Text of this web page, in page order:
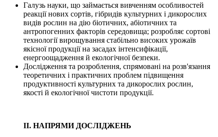
Галузь науки, що займається вивченням особливостей
реакції нових сортів, гібридів культурних і дикорослих
видів рослин на дію біотичних, абіотичних та
антропогенних факторів середовища; розробляє сортові
технології вирощування стабільно високих урожаїв
якісної продукції на засадах інтенсифікації,
енергоощадження й екологічної безпеки.
Дослідження та розроблення, спрямовані на розв'язання
теоретичних і прак­тичних проблем підвищення
продуктивності культурних та дикорослих рослин,
якості й екологічної чистоти продукції.
ІІ. НАПРЯМИ ДОСЛІДЖЕНЬ